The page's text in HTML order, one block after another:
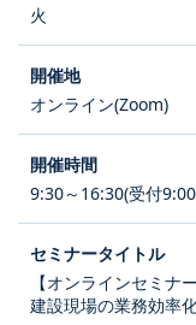
火
オンライン(Zoom)
9:30～16:30(受付
【オンラインセミナ
建設現場の業務効率